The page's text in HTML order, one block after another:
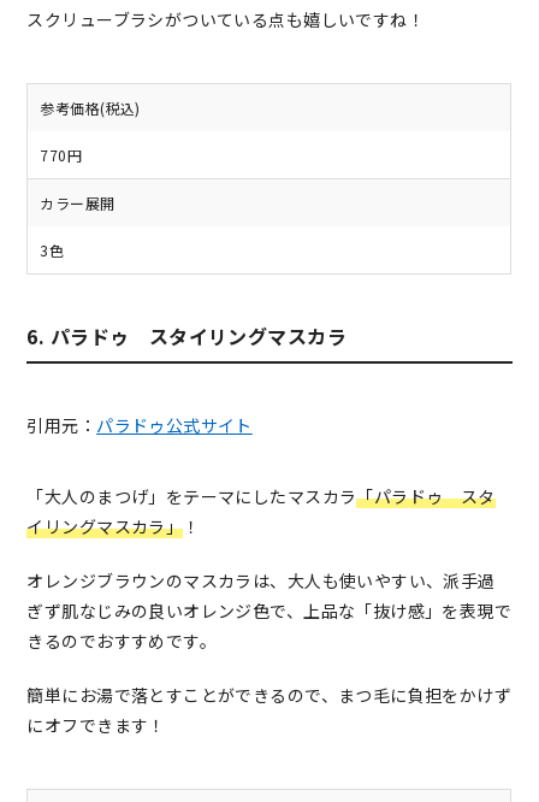
スクリューブラシがついている点も嬉しいですね！
参考価格(税込)
770円
カラー展開
3色
6. パラドゥ スタイリングマスカラ
引用元： パラドゥ公式サイト
「大人のまつげ」をテーマにしたマスカラ「パラドゥ スタ
イリングマスカラ」 ！
オレンジブラウンのマスカラは、大人も使いやすい、派手過
ぎず肌なじみの良いオレンジ色で、上品な「抜け感」を表現で
きるのでおすすめです。
簡単にお湯で落とすことができるので、まつ毛に負担をかけず
にオフできます！